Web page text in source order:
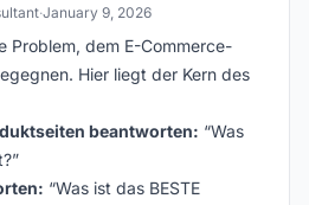
·January 9, 2026
Problem, dem E-Commerce-
Hier liegt der Kern des
beantworten: “Was
“Was ist das BESTE